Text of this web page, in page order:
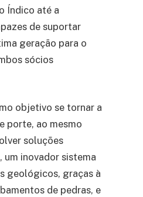
Índico até a
de suportar
geração para o
sócios
objetivo se tornar a
porte, ao mesmo
soluções
inovador sistema
geológicos, graças à
de pedras, e